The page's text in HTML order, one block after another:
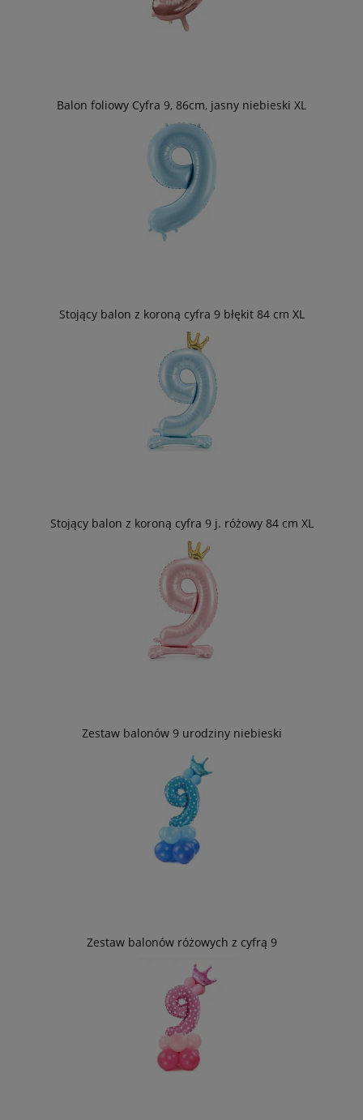
Balon foliowy Cyfra 9, 86cm, jasny niebieski XL
Stojący balon z koroną cyfra 9 błękit 84 cm XL
Stojący balon z koroną cyfra 9 j. różowy 84 cm XL
Zestaw balonów 9 urodziny niebieski
Zestaw balonów różowych z cyfrą 9